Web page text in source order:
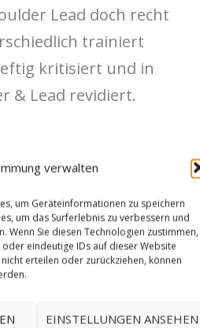
verwalten
um Geräteinformationen zu speichern
um das Surferlebnis zu verbessern und
Wenn Sie diesen Technologien zustimmen,
eindeutige IDs auf dieser Website
erteilen oder zurückziehen, können
EINSTELLUNGEN ANSEHEN
Lead doch recht
trainiert
kritisiert und in
& Lead revidiert.